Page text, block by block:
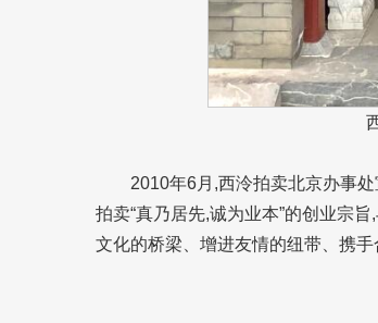
2010年6月,西泠拍卖北京办事
拍卖“真乃居先,诚为业本”的创业宗
文化的桥梁、增进友情的纽带、携手